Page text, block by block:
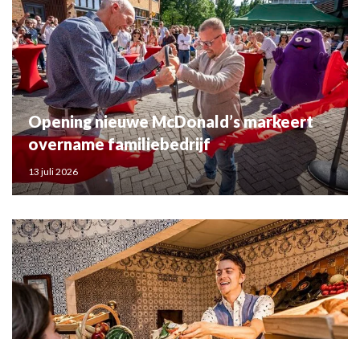
Opening nieuwe McDonald’s markeert
overname familiebedrijf
13 juli 2026